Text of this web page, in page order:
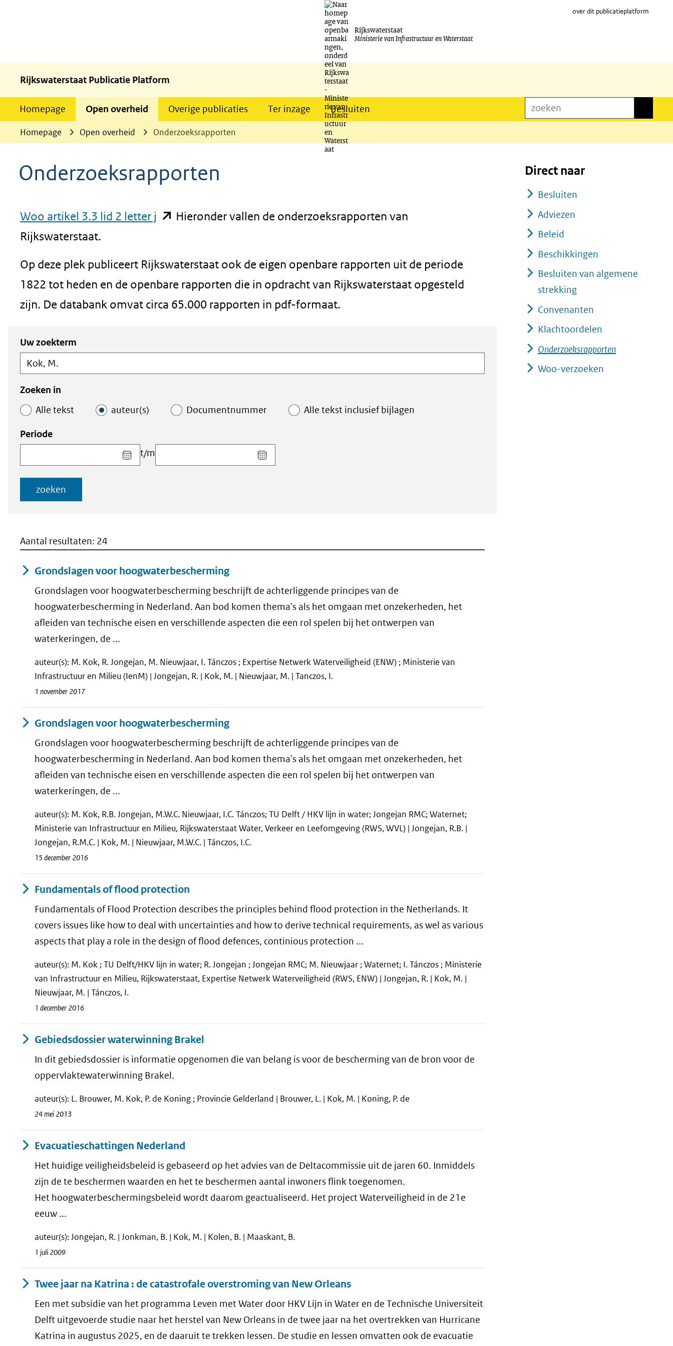
Ga
naar
inhoud
Rijkswaterstaat
Ministerie van Infrastructuur en Waterstaat
over dit publicatieplatform
Rijkswaterstaat Publicatie Platform
Homepage Open overheid Overige publicaties Ter inzage Besluiten zoeken
Homepage Open overheid Onderzoeksrapporten
Onderzoeksrapporten
Woo artikel 3.3 lid 2 letter j (opent
andere
website)
Hieronder vallen de onderzoeksrapporten van
Rijkswaterstaat.
Op deze plek publiceert Rijkswaterstaat ook de eigen openbare rapporten uit de periode
1822 tot heden en de openbare rapporten die in opdracht van Rijkswaterstaat opgesteld
zijn. De databank omvat circa 65.000 rapporten in pdf-formaat.
Zoeken
in
de
index
Zoeken
binnen
de
index
Uw zoekterm
Zoeken in
Alle tekst
auteur(s) Documentnummer Alle tekst inclusief bijlagen
Periode
Kies
datum
t/m
Kies
datum
zoeken
Aantal resultaten: 24
Grondslagen voor hoogwaterbescherming
Grondslagen voor hoogwaterbescherming beschrijft de achterliggende principes van de
hoogwaterbescherming in Nederland. Aan bod komen thema's als het omgaan met onzekerheden, het
afleiden van technische eisen en verschillende aspecten die een rol spelen bij het ontwerpen van
waterkeringen, de ...
auteur(s): M. Kok, R. Jongejan, M. Nieuwjaar, I. Tánczos ; Expertise Netwerk Waterveiligheid (ENW) ; Ministerie van
Infrastructuur en Milieu (IenM) | Jongejan, R. | Kok, M. | Nieuwjaar, M. | Tanczos, I.
1 november 2017
Grondslagen voor hoogwaterbescherming
Grondslagen voor hoogwaterbescherming beschrijft de achterliggende principes van de
hoogwaterbescherming in Nederland. Aan bod komen thema's als het omgaan met onzekerheden, het
afleiden van technische eisen en verschillende aspecten die een rol spelen bij het ontwerpen van
waterkeringen, de ...
auteur(s): M. Kok, R.B. Jongejan, M.W.C. Nieuwjaar, I.C. Tánczos; TU Delft / HKV lijn in water; Jongejan RMC; Waternet;
Ministerie van Infrastructuur en Milieu, Rijkswaterstaat Water, Verkeer en Leefomgeving (RWS, WVL) | Jongejan, R.B. |
Jongejan, R.M.C. | Kok, M. | Nieuwjaar, M.W.C. | Tánczos, I.C.
15 december 2016
Fundamentals of flood protection
Fundamentals of Flood Protection describes the principles behind flood protection in the Netherlands. It
covers issues like how to deal with uncertainties and how to derive technical requirements, as wel as various
aspects that play a role in the design of flood defences, continious protection ...
auteur(s): M. Kok ; TU Delft/HKV lijn in water; R. Jongejan ; Jongejan RMC; M. Nieuwjaar ; Waternet; I. Tánczos ; Ministerie
van Infrastructuur en Milieu, Rijkswaterstaat, Expertise Netwerk Waterveiligheid (RWS, ENW) | Jongejan, R. | Kok, M. |
Nieuwjaar, M. | Tánczos, I.
1 december 2016
Gebiedsdossier waterwinning Brakel
In dit gebiedsdossier is informatie opgenomen die van belang is voor de bescherming van de bron voor de
oppervlaktewaterwinning Brakel.
auteur(s): L. Brouwer, M. Kok, P. de Koning ; Provincie Gelderland | Brouwer, L. | Kok, M. | Koning, P. de
24 mei 2013
Evacuatieschattingen Nederland
Het huidige veiligheidsbeleid is gebaseerd op het advies van de Deltacommissie uit de jaren 60. Inmiddels
zijn de te beschermen waarden en het te beschermen aantal inwoners flink toegenomen.
Het hoogwaterbeschermingsbeleid wordt daarom geactualiseerd. Het project Waterveiligheid in de 21e
eeuw ...
auteur(s): Jongejan, R. | Jonkman, B. | Kok, M. | Kolen, B. | Maaskant, B.
1 juli 2009
Twee jaar na Katrina : de catastrofale overstroming van New Orleans
Een met subsidie van het programma Leven met Water door HKV Lijn in Water en de Technische Universiteit
Delft uitgevoerde studie naar het herstel van New Orleans in de twee jaar na het overtrekken van Hurricane
Katrina in augustus 2025, en de daaruit te trekken lessen. De studie en lessen omvatten ook de evacuatie
Direct naar
Besluiten
Adviezen
Beleid
Beschikkingen
Besluiten van algemene
strekking
Convenanten
Klachtoordelen
Onderzoeksrapporten
Woo-verzoeken